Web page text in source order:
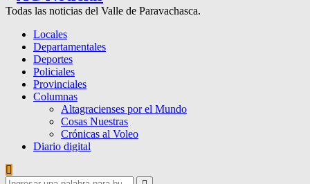
Todas las noticias del Valle de Paravachasca.
Locales
Departamentales
Deportes
Policiales
Provinciales
Columnas
Altagracienses por el Mundo
Cosas Nuestras
Crónicas al Voleo
Diario digital
Search